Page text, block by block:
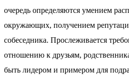
очередь определяются умением
окружающих, получением
собеседника. Прослеживается
отношению к друзьям,
быть лидером и примером для